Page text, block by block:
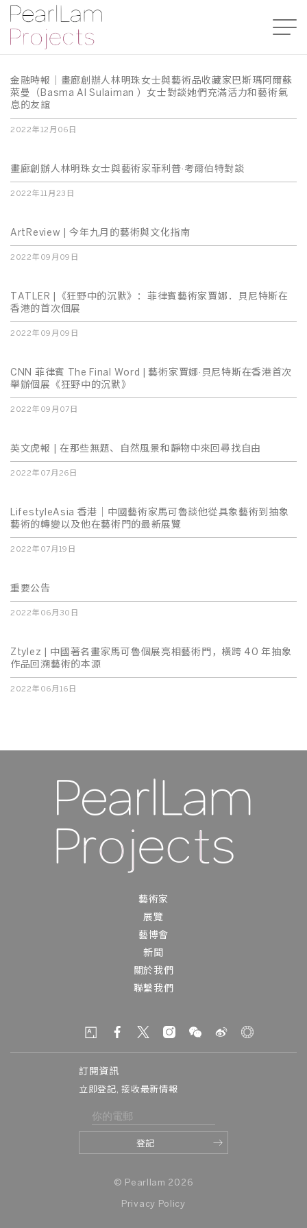
金融時報｜畫廊創辦人林明珠女士與藝術品收藏家巴斯瑪阿爾蘇
萊曼（Basma Al Sulaiman ）女士對談她們充滿活力和藝術氣
息的友誼
2022年12月06日
畫廊創辦人林明珠女士與藝術家菲利普·考爾伯特對談
2022年11月23日
ArtReview | 今年九月的藝術與文化指南
2022年09月09日
TATLER |《狂野中的沉默》：菲律賓藝術家賈娜．貝尼特斯在
香港的首次個展
2022年09月09日
CNN 菲律賓 The Final Word | 藝術家賈娜·貝尼特斯在香港首次
舉辦個展《狂野中的沉默》
2022年09月07日
英文虎報 | 在那些無題、自然風景和靜物中來回尋找自由
2022年07月26日
LifestyleAsia 香港｜中國藝術家馬可魯談他從具象藝術到抽象
藝術的轉變以及他在藝術門的最新展覽
2022年07月19日
重要公告
2022年06月30日
Ztylez | 中國著名畫家馬可魯個展亮相藝術門，橫跨 40 年抽象
作品回溯藝術的本源
2022年06月16日
藝術家
展覽
藝博會
新聞
關於我們
聯繫我們
訂閱資訊
立即登記, 接收最新情報
© Pearllam 2026
Privacy Policy